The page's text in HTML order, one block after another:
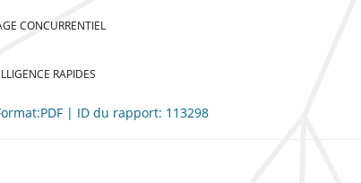
CONCURRENTIEL
RAPIDES
| ID du rapport: 113298